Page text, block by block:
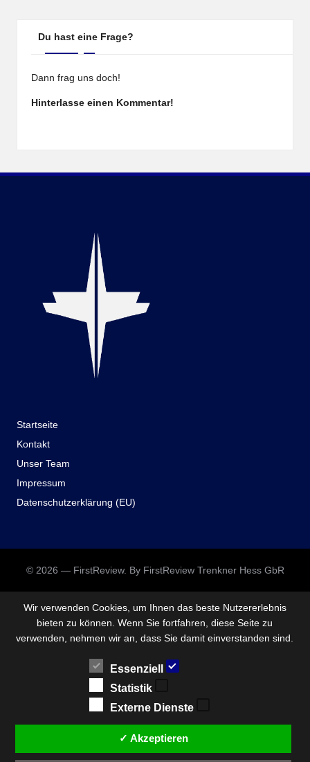
Du hast eine Frage?
Dann frag uns doch!
Hinterlasse einen Kommentar!
Startseite
Kontakt
Unser Team
Impressum
Datenschutzerklärung (EU)
© 2026 — FirstReview. By FirstReview Trenkner Hess GbR
Wir verwenden Cookies, um Ihnen das beste Nutzererlebnis
bieten zu können. Wenn Sie fortfahren, diese Seite zu
verwenden, nehmen wir an, dass Sie damit einverstanden sind.
Essenziell
Statistik
Externe Dienste
✓ Akzeptieren